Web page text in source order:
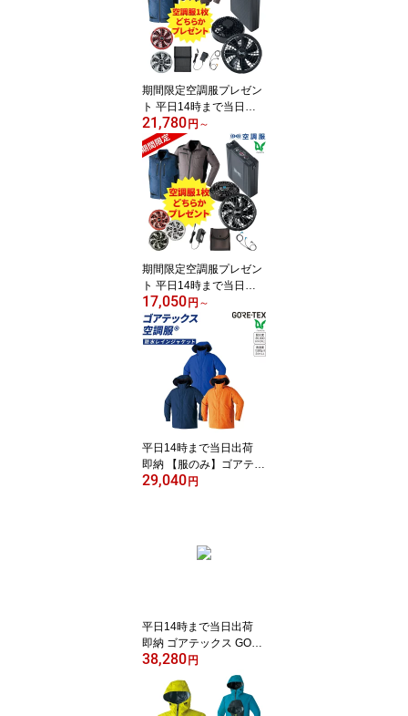
期間限定空調服プレゼン
ト 平日14時まで当日出
荷 即納 2セットがお得 空
調服 18Vスターターキッ
ト SK23011 グレー ブラ
ック レッド ターボモー
ド 20秒瞬間冷却 充電3時
間 軽量 大風量 高効率 長
寿命 防水 防塵
21,780円 ～
期間限定空調服プレゼン
ト 平日14時まで当日出
荷 即納 2個セットがお得
空調服 14.4Vスターター
キット SK23021 グレー
チャコールグレー ブラッ
ク レッド ターボモード 5
分間瞬間冷却 充電3時間
軽量 大風量 高効率 長寿
命 防水 防塵
17,050円 ～
平日14時まで当日出荷
即納 【服のみ】ゴアテッ
クス 空調服 GORE-TEX
ユニセックス M〜5L 6サ
イズ 3色 暑さ対策【服の
29,040円
平日14時まで当日出荷
即納 ゴアテックス GOR
E-TEX 梅雨対策 最強防
風 レインウェア 上下セ
ット レインコート レイ
ンパンツ カッパ 雨合羽
38,280円